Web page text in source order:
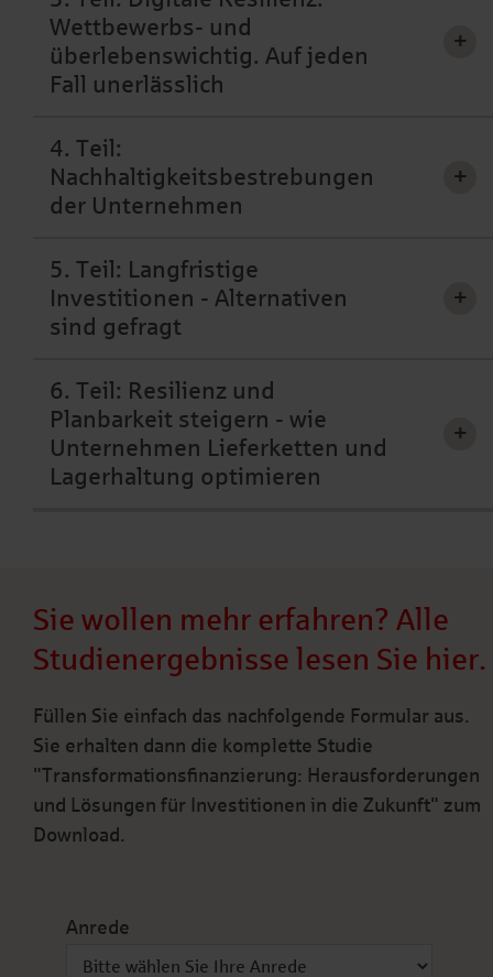
Wettbewerbs- und
überlebenswichtig. Auf jeden
Fall unerlässlich
+
4. Teil:
Nachhaltigkeitsbestrebungen
der Unternehmen
+
5. Teil: Langfristige
Investitionen - Alternativen
sind gefragt
+
6. Teil: Resilienz und
Planbarkeit steigern - wie
Unternehmen Lieferketten und
Lagerhaltung optimieren
+
Sie wollen mehr erfahren? Alle
Studienergebnisse lesen Sie hier.
Füllen Sie einfach das nachfolgende Formular aus.
Sie erhalten dann die komplette Studie
"Transformationsfinanzierung: Herausforderungen
und Lösungen für Investitionen in die Zukunft" zum
Download.
Anrede